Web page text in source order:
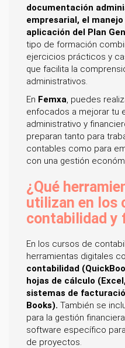
documentación
empresarial, el
aplicación del Plan
tipo de formación
ejercicios prácticos y
que facilita la
administrativos.
En Femxa, puedes
enfocados a mejorar tu
administrativo y
preparan tanto para
contables como para
con una gestión
¿Qué
utilizan en los
contabilidad y
En los cursos de
herramientas digitales
contabilidad
hojas de cálculo
sistemas de
Books). También se
para la gestión
software específico
de proyectos.